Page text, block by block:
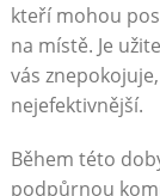
kteří mohou
na místě. Je
vás
nejefektivnější.
Během této
podpůrnou